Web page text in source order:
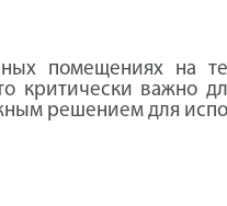
помещениях
критически
решением для